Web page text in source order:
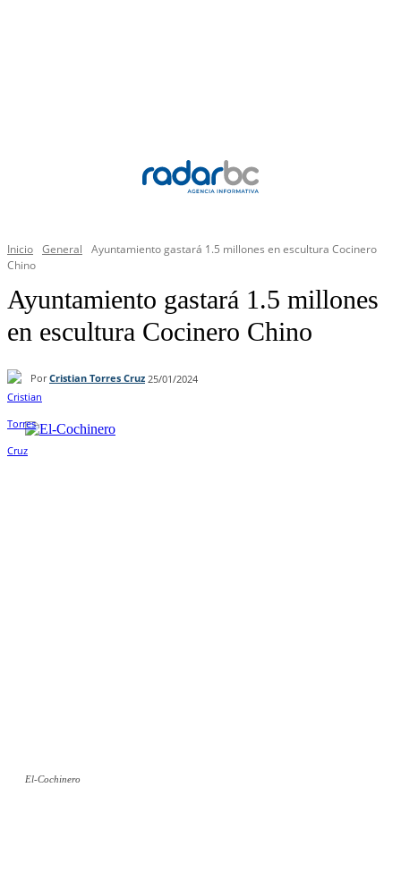
Inicio General
Ayuntamiento gastará 1.5 millones en escultura Cocinero
Chino
Ayuntamiento gastará 1.5 millones
en escultura Cocinero Chino
Por Cristian Torres Cruz 25/01/2024
El-Cochinero